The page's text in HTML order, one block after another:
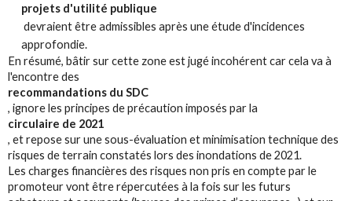
projets d'utilité publique
devraient être admissibles après une étude d'incidences
approfondie.
En résumé, bâtir sur cette zone est jugé incohérent car cela va à
l'encontre des
recommandations du SDC
, ignore les principes de précaution imposés par la
circulaire de 2021
, et repose sur une sous-évaluation et minimisation technique des
risques de terrain constatés lors des inondations de 2021.
Les charges financières des risques non pris en compte par le
promoteur vont être répercutées à la fois sur les futurs